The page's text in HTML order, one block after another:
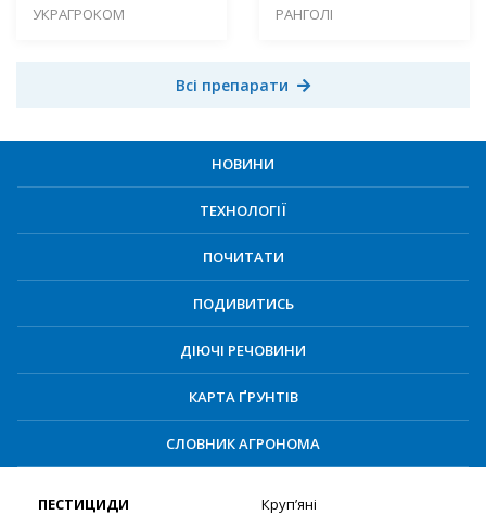
УКРАГРОКОМ РАНГОЛІ
Всі препарати
НОВИНИ
ТЕХНОЛОГІЇ
ПОЧИТАТИ
ПОДИВИТИСЬ
ДІЮЧІ РЕЧОВИНИ
КАРТА ҐРУНТІВ
СЛОВНИК АГРОНОМА
ПЕСТИЦИДИ Круп’яні